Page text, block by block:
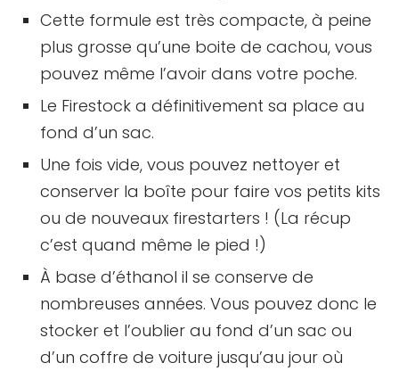
Cette formule est très compacte, à peine
plus grosse qu’une boite de cachou, vous
pouvez même l’avoir dans votre poche.
Le Firestock a définitivement sa place au
fond d’un sac.
Une fois vide, vous pouvez nettoyer et
conserver la boîte pour faire vos petits kits
ou de nouveaux firestarters ! (La récup
c’est quand même le pied !)
À base d’éthanol il se conserve de
nombreuses années. Vous pouvez donc le
stocker et l’oublier au fond d’un sac ou
d’un coffre de voiture jusqu’au jour où